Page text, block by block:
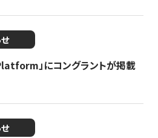
」にコングラントが掲載